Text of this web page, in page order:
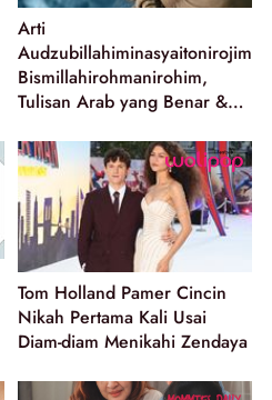
Arti
Audzubillahiminasyaitonirojim
Bismillahirohmanirohim,
Tulisan Arab yang Benar &
Tom Holland Pamer Cincin
Nikah Pertama Kali Usai
Diam-diam Menikahi Zendaya